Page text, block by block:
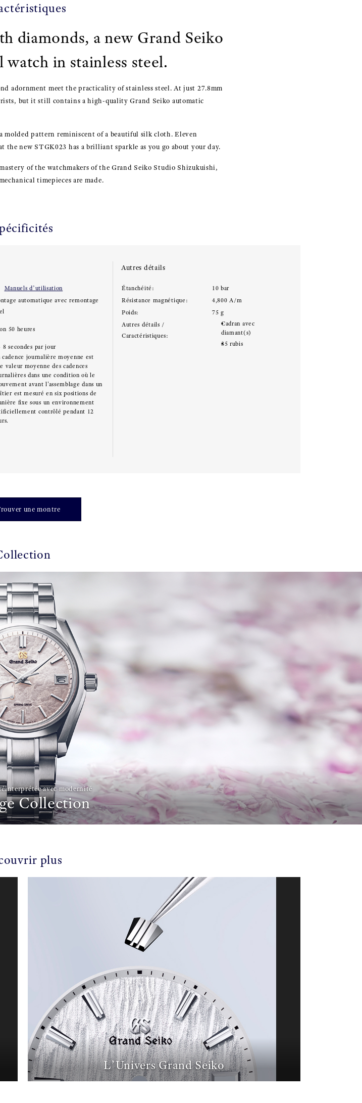
diamonds, a new Grand Seiko
watch in stainless steel.
adornment meet the practicality of stainless steel. At just 27.8mm
but it still contains a high-quality Grand Seiko automatic
molded pattern reminiscent of a beautiful silk cloth. Eleven
the new STGK023 has a brilliant sparkle as you go about your day.
of the watchmakers of the Grand Seiko Studio Shizukuishi,
timepieces are made.
Manuels d’utilisation
automatique avec remontage
50 heures
8 secondes par jour
cadence journalière moyenne est
valeur moyenne des cadences
dans une condition où le
avant l'assemblage dans un
est mesuré en six positions de
fixe sous un environnement
contrôlé pendant 12
Autres détails
Étanchéité:
10 bar
Résistance magnétique:
4,800 A/m
Poids:
75 g
Autres détails /
Caractéristiques:
Cadran avec
diamant(s)
35 rubis
une montre
avec modernité
Collection
plus
L’Univers Grand Seiko